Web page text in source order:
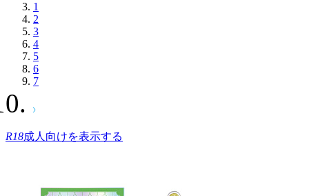
1
2
3
4
5
6
7
R18成人向けを表示する